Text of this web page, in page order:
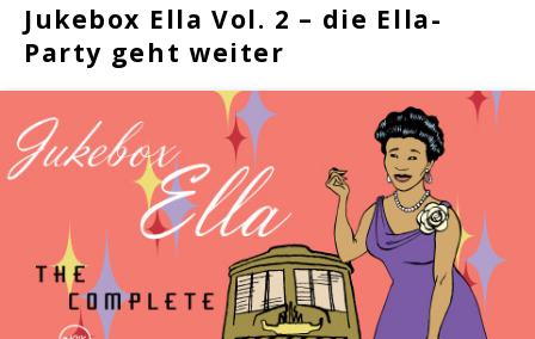
Party
geht
Jukebox Ella Vol. 2 – die Ella-
Party geht weiter